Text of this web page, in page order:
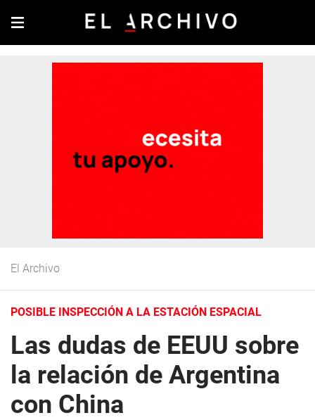
El Archivo
POSIBLE INSPECCIÓN A LA ESTACIÓN ESPACIAL
Las dudas de EEUU sobre
la relación de Argentina
con China